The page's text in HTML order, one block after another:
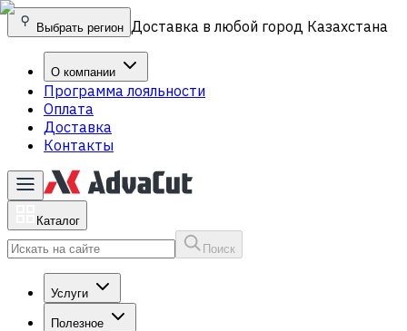
Выбрать регион Доставка в любой город Казахстана
О компании
Программа лояльности
Оплата
Доставка
Контакты
Каталог
Поиск
Услуги
Полезное